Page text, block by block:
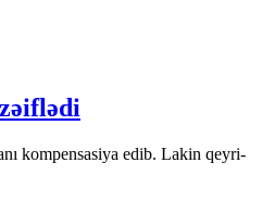
kompensasiya edib. Lakin qeyri-